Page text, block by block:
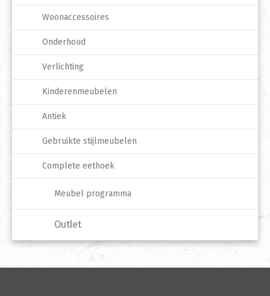
Woonaccessoires
Onderhoud
Verlichting
Kinderenmeubelen
Antiek
Gebruikte stijlmeubelen
Complete eethoek
Meubel programma
Outlet